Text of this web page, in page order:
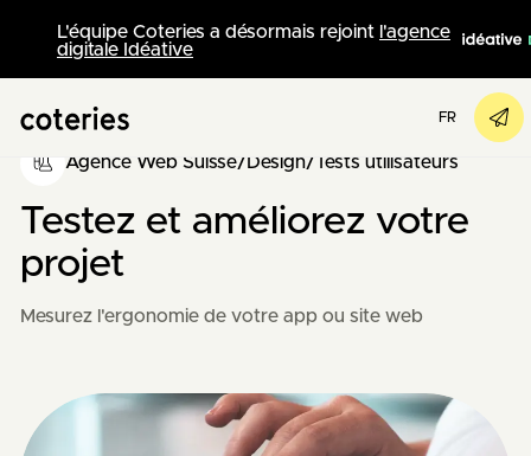
L'équipe Coteries a désormais rejoint l'agence
digitale Idéative
FR
Agence Web Suisse/Design/ Tests utilisateurs
Testez et améliorez votre
projet
Mesurez l'ergonomie de votre app ou site web